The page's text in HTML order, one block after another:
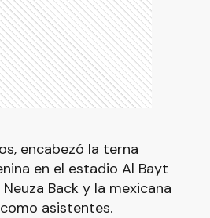
encabezó la terna
en el estadio Al Bayt
Back y la mexicana
asistentes.